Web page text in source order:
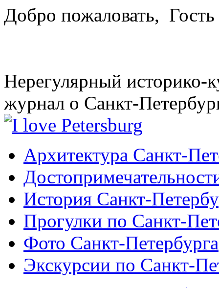
Добро пожаловать, Гость
Нерегулярный историко-
журнал о Санкт-
Архитектура Санкт-
История Санкт-
Прогулки по Санкт-
Фото Санкт-Петербурга
Экскурсии по Санкт-